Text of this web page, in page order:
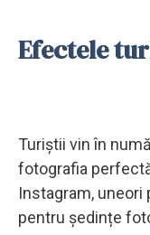
Efectele
Turiștii vin în
fotografia
Instagram,
pentru ședințe